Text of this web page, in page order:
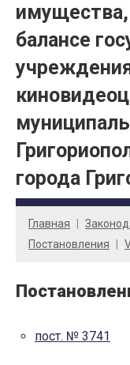
балансе
города
Главная
Постановления
пост. № 3741